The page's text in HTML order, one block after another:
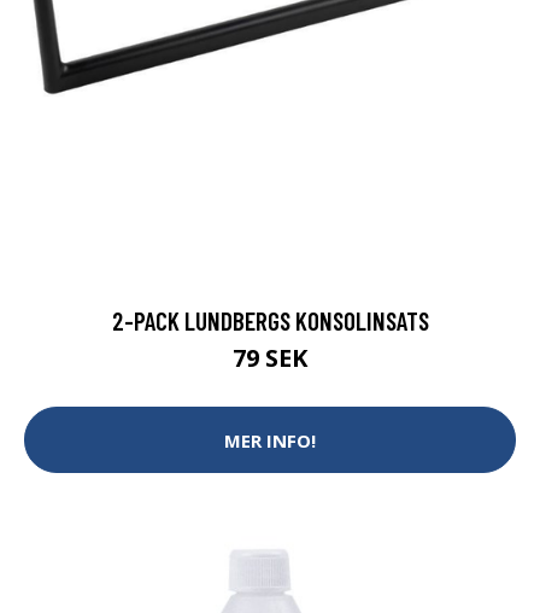
2-PACK LUNDBERGS KONSOLINSATS
79 SEK
MER INFO!